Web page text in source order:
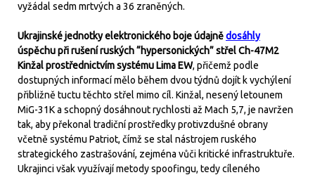
vyžádal sedm mrtvých a 36 zraněných.
Ukrajinské jednotky elektronického boje údajnědosáhly
úspěchu při rušení ruských “hypersonických” střel Ch-47M2
Kinžal prostřednictvím systému Lima EW, přičemž podle
dostupných informací mělo během dvou týdnů dojít k vychýlení
přibližně tuctu těchto střel mimo cíl. Kinžal, nesený letounem
MiG-31K a schopný dosáhnout rychlosti až Mach 5,7, je navržen
tak, aby překonal tradiční prostředky protivzdušné obrany
včetně systému Patriot, čímž se stal nástrojem ruského
strategického zastrašování, zejména vůči kritické infrastruktuře.
Ukrajinci však využívají metody spoofingu, tedy cíleného